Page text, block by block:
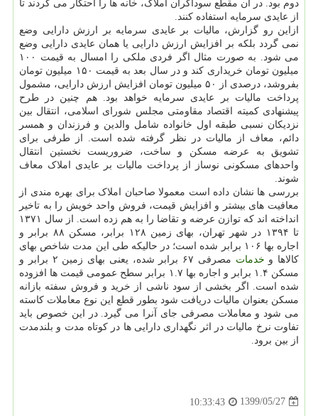
دوم بود. در آن مقطع سوداگران املاک، خانه ها را احتکار می کردند تا
از عایدی سرمایه استفاده کنند.
ازاین رو گزارش، مالیات بر عایدی سرمایه بر ارزش دارایی وضع
نمی گردد بلکه بر افزایش ارزش دارایی یا همان عایدی دارایی وضع
می شود. به صورت مثال اگر فردی ملکی را امسال به قیمت ۱۰۰
میلیون تومان خریداری کند و در سال بعد به قیمت ۱۵۰ میلیون تومان
بفروشد، درصدی از ۵۰ میلیون تومان افزایش ارزش دارایی، مشمول
پرداخت مالیات بر عایدی سرمایه خواهد بود. هم چنین در طرح
پیشنهادی کمیته اقتصاد مقاومتی مجلس شورای اسلامی، انتقال بین
نزدیکان نسبی طبقه اول خانواده شامل والدین و فرزندان و همسر
دائم، معاف از مالیات در نظر گرفته شده است. از طرفی برای
تشویق به عرضه مسکن و ساخت، ضروریست نخستین انتقال
واحدهای مسکونی نوساز از پرداخت مالیات بر عایدی املاک معاف
شوند.
بررسی ها نشان داده است معمولا صاحبان املاک برای بهره مندی از
معافیت های بیشتر و افزایش قیمت، فروش واحد خویش را به تاخیر
انداخته اند که توازن عرضه و تقاضا را به هم زده است. از سال ۱۳۷۱
تا ۱۳۹۴ در شهر تهران، بهای زمین ۱۲۸ برابر، مسکن ۸۸ برابر و
اجاره بها ۱۰۶ برابر شده است؛ در حالیکه طی این مدت شاخص بهای
کالاها و خدمات
مصرفی ۶۷ برابر شده، یعنی بهای زمین ۲ برابر و
مسکن ۱.۴ برابر و اجاره بها ۱.۷ برابر سطح عمومی قیمت ها افزوده
شده است. اگر بخشی از سود ناشی از خرید و فروش سفته بازانه
مسکن بعنوان مالیات دریافت شود بطور قطع این نوع معاملات کاسته
می شود و معاملات مصرفی جای آنرا می گیرد. در این خصوص باید
تفاوت نرخ مالیات در اثر نگهداری دارایی ها در کوتاه مدت و بلندمدت
از بین برود.
1399/05/27
10:33:43